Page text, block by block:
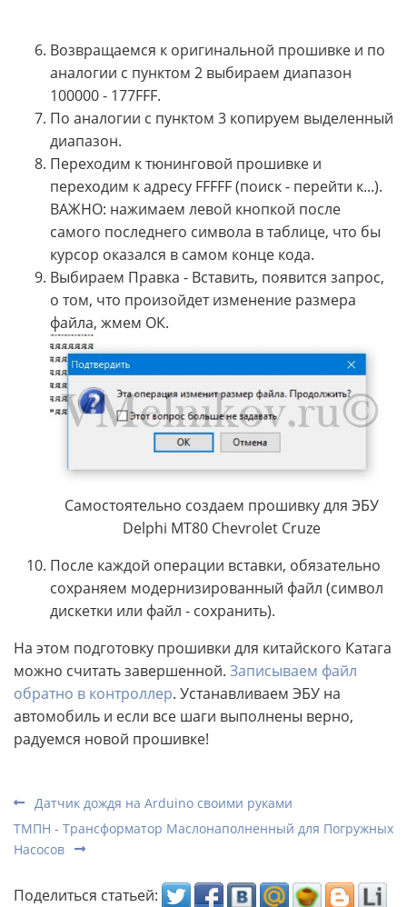
Возвращаемся к оригинальной прошивке и по
аналогии с пунктом 2 выбираем диапазон
100000 - 177FFF.
По аналогии с пунктом 3 копируем выделенный
диапазон.
Переходим к тюнинговой прошивке и
переходим к адресу FFFFF (поиск - перейти к...).
ВАЖНО: нажимаем левой кнопкой после
самого последнего символа в таблице, что бы
курсор оказался в самом конце кода.
Выбираем Правка - Вставить, появится запрос,
о том, что произойдет изменение размера
файла, жмем ОК.
Самостоятельно создаем прошивку для ЭБУ
Delphi MT80 Chevrolet Cruze
После каждой операции вставки, обязательно
сохраняем модернизированный файл (символ
дискетки или файл - сохранить).
На этом подготовку прошивки для китайского Катага
можно считать завершенной. Записываем файл
обратно в контроллер. Устанавливаем ЭБУ на
автомобиль и если все шаги выполнены верно,
радуемся новой прошивке!
Датчик дождя на Arduino своими руками
ТМПН - Трансформатор Маслонаполненный для Погружных
Насосов
Поделиться статьей: